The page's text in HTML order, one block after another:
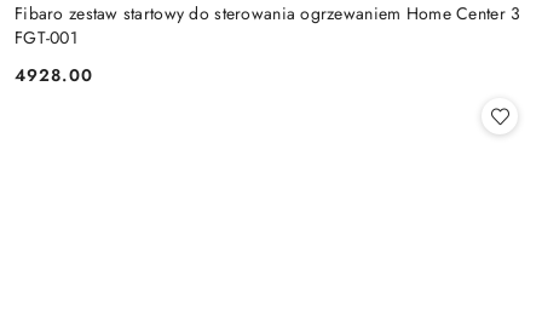
Fibaro zestaw startowy do sterowania ogrzewaniem Home Center 3
FGT-001
Cena:
4928.00